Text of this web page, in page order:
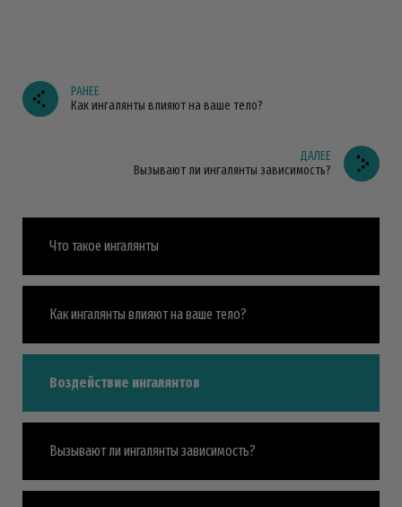
РАНЕЕ
Как ингалянты влияют на ваше тело?
ДАЛЕЕ
Вызывают ли ингалянты зависимость?
Что такое ингалянты
Как ингалянты влияют на ваше тело?
Воздействие ингалянтов
Вызывают ли ингалянты зависимость?